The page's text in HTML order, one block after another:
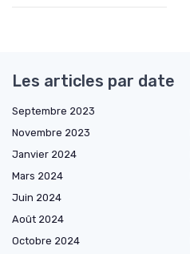
Les articles par date
Septembre 2023
Novembre 2023
Janvier 2024
Mars 2024
Juin 2024
Août 2024
Octobre 2024